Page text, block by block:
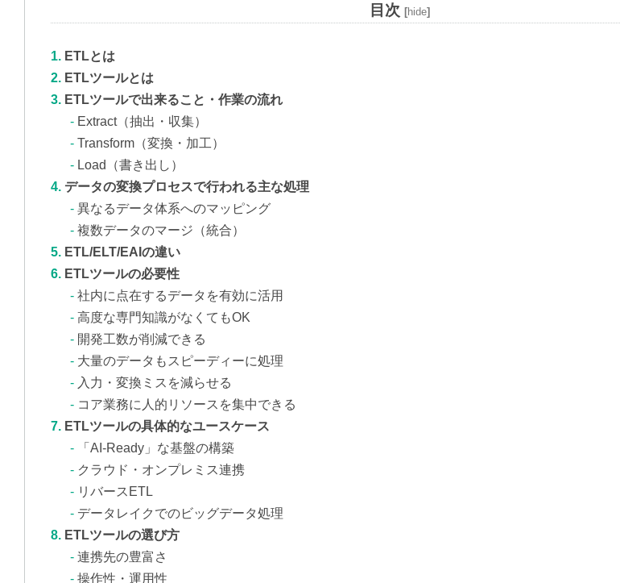
目次 [hide]
ETLとは
ETLツールとは
ETLツールで出来ること・作業の流れ
Extract（抽出・収集）
Transform（変換・加工）
Load（書き出し）
データの変換プロセスで行われる主な処理
異なるデータ体系へのマッピング
複数データのマージ（統合）
ETL/ELT/EAIの違い
ETLツールの必要性
社内に点在するデータを有効に活用
高度な専門知識がなくてもOK
開発工数が削減できる
大量のデータもスピーディーに処理
入力・変換ミスを減らせる
コア業務に人的リソースを集中できる
ETLツールの具体的なユースケース
「AI-Ready」な基盤の構築
クラウド・オンプレミス連携
リバースETL
データレイクでのビッグデータ処理
ETLツールの選び方
連携先の豊富さ
操作性・運用性